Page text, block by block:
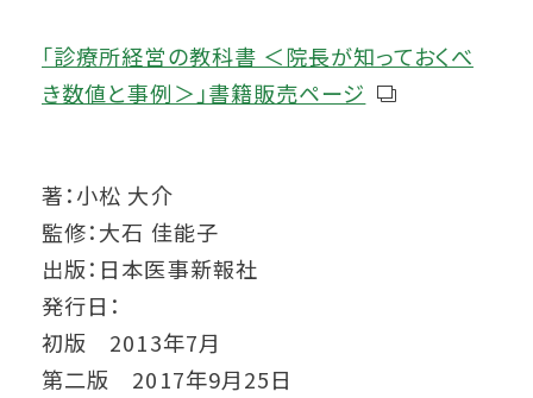
「診療所経営の教科書 ＜院長が知っておくべ
き数値と事例＞」書籍販売ページ
著：小松 大介
監修：大石 佳能子
出版：日本医事新報社
発行日：
初版 2013年7月
第二版 2017年9月25日